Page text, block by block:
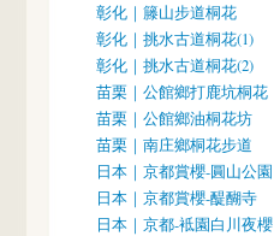
彰化｜籐山步道桐花
彰化｜挑水古道桐花(1)
彰化｜挑水古道桐花(2)
苗栗｜公館鄉打鹿坑桐花
苗栗｜公館鄉油桐花坊
苗栗｜南庄鄉桐花步道
日本｜京都賞櫻-圓山公園
日本｜京都賞櫻-醍醐寺
日本｜京都-袛園白川夜櫻